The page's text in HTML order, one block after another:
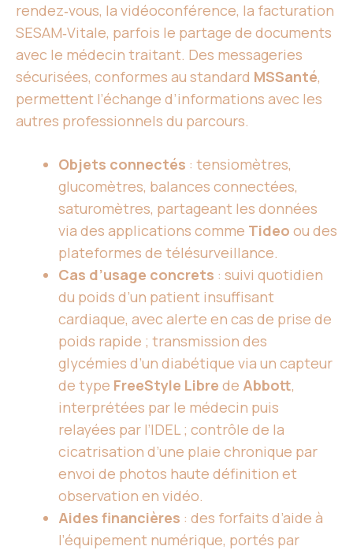
rendez‑vous, la vidéoconférence, la facturation
SESAM‑Vitale, parfois le partage de documents
avec le médecin traitant. Des messageries
sécurisées, conformes au standard MSSanté,
permettent l’échange d’informations avec les
autres professionnels du parcours.
Objets connectés : tensiomètres,
glucomètres, balances connectées,
saturomètres, partageant les données
via des applications comme Tideo ou des
plateformes de télésurveillance.
Cas d’usage concrets : suivi quotidien
du poids d’un patient insuffisant
cardiaque, avec alerte en cas de prise de
poids rapide ; transmission des
glycémies d’un diabétique via un capteur
de type FreeStyle Libre de Abbott,
interprétées par le médecin puis
relayées par l’IDEL ; contrôle de la
cicatrisation d’une plaie chronique par
envoi de photos haute définition et
observation en vidéo.
Aides financières : des forfaits d’aide à
l’équipement numérique, portés par